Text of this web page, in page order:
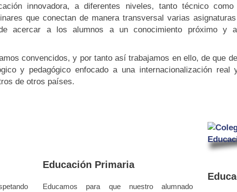
innovadora, a diferentes niveles, tanto técnico como
que conectan de manera transversal varias
acercar a los alumnos a un conocimiento próximo y
convencidos, y por tanto así trabajamos en ello, de que
y pedagógico enfocado a una internacionalización real
de otros países.
Educación Primaria
Educamos para que nuestro alumnado